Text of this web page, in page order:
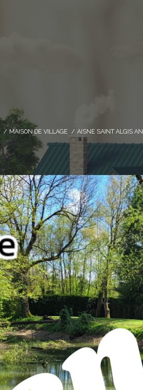
MAISON DE VILLAGE AISNE SAINT ALGIS